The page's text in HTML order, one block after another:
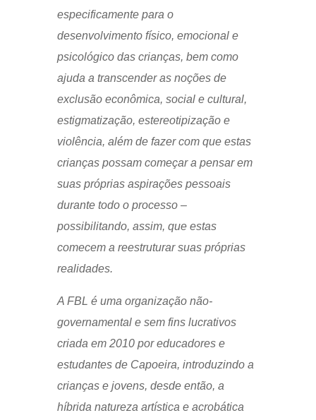
especificamente para o
desenvolvimento físico, emocional e
psicológico das crianças, bem como
ajuda a transcender as noções de
exclusão econômica, social e cultural,
estigmatização, estereotipização e
violência, além de fazer com que estas
crianças possam começar a pensar em
suas próprias aspirações pessoais
durante todo o processo –
possibilitando, assim, que estas
comecem a reestruturar suas próprias
realidades.
A FBL é uma organização não-
governamental e sem fins lucrativos
criada em 2010 por educadores e
estudantes de Capoeira, introduzindo a
crianças e jovens, desde então, a
híbrida natureza artística e acrobática